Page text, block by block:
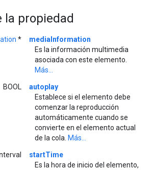
la propiedad
*
mediaInformation
Es la información multimedia
asociada con este elemento.
Más...
BOOL
autoplay
Establece si el elemento debe
comenzar la reproducción
automáticamente cuando se
convierte en el elemento actual
de la cola. Más...
startTime
Es la hora de inicio del elemento,